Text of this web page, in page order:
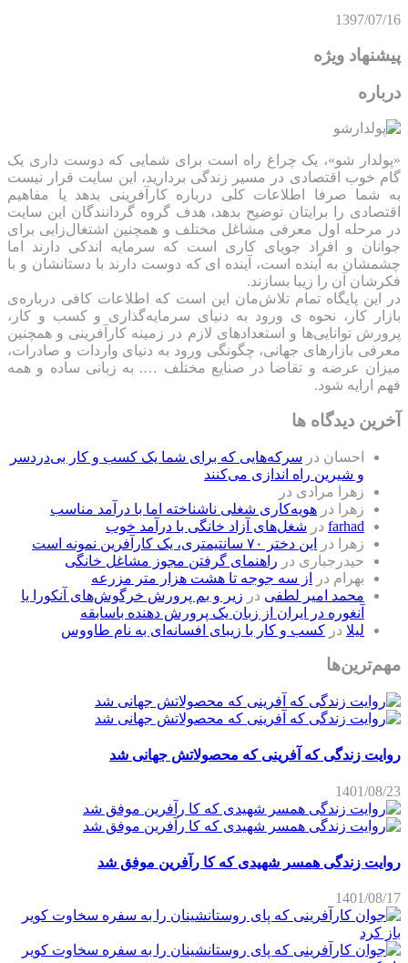
1397/07/16
پیشنهاد ویژه
درباره
«پولدار شو»، یک چراغ راه است برای شمایی که دوست داری یک
گام خوب اقتصادی در مسیر زندگی بردارید، این سایت قرار نیست
به شما صرفا اطلاعات کلی درباره کارآفرینی بدهد یا مفاهیم
اقتصادی را برایتان توضیح بدهد، هدف گروه گردانندگان این سایت
در مرحله اول معرفی مشاغل مختلف و همچنین اشتغال‌زایی برای
جوانان و افراد جویای کاری است که سرمایه اندکی دارند اما
چشمشان به آینده است، آینده ای که دوست دارند با دستانشان و با
فکرشان آن را زیبا بسازند.
در این پایگاه تمام تلاش‌مان این است که ‌اطلاعات کافی درباره‌ی
بازار کار، نحوه ی ورود به دنیای سرمایه‌گذاری و کسب و کار،
پرورش توانایی‌ها و استعدادهای لازم در زمینه کارآفرینی و همچنین
معرفی بازارهای جهانی، چگونگی ورود به دنیای واردات و صادرات،
میزان عرضه و تقاضا در صنایع مختلف …. به زبانی ساده و همه
فهم ارایه شود.
آخرین دیدگاه ها
احسان در سرکه‌هایی که برای شما یک کسب و کار بی‌دردسر
و شیرین راه اندازی می‌کنند
زهرا مرادی در
زهرا
در هویه‌کاری شغلی ناشناخته اما با درآمد مناسب
farhad در شغل‌های آزاد خانگی با درآمد خوب
زهرا
در
این دختر ۷۰ سانتیمتری، یک کارآفرین نمونه است
حیدرجباری در راهنمای گرفتن مجوز مشاغل خانگی
بهرام در
از سه جوجه تا هشت هزار متر مزرعه
محمد امیر لطفی در زیر و بم پرورش خرگوش‌های آنکورا یا
آنغوره در ایران از زبان یک پرورش دهنده باسابقه
لیلا در کسب و کار با زیبای افسانه‌ای به نام طاووس
مهم‌ترین‌ها
روایت زندگی که آفرینی که محصولاتش جهانی شد
1401/08/23
روایت زندگی همسر شهیدی که کا رآفرین موفق شد
1401/08/17